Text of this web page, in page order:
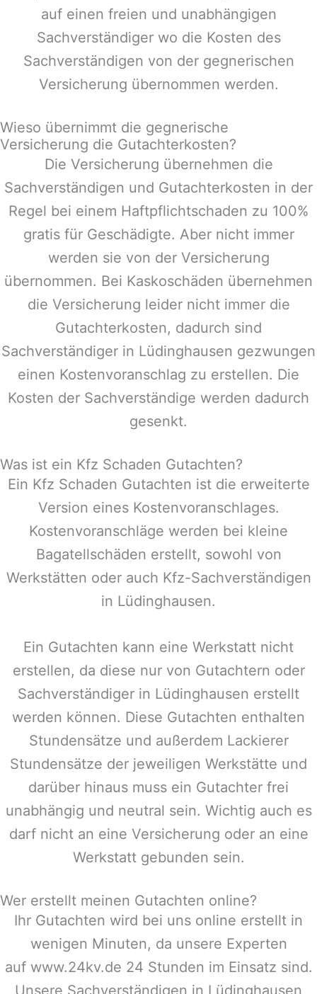
auf einen freien und unabhängigen
Sachverständiger wo die Kosten des
Sachverständigen von der gegnerischen
Versicherung übernommen werden.
Wieso übernimmt die gegnerische
Versicherung die Gutachterkosten?
Die Versicherung übernehmen die
Sachverständigen und Gutachterkosten in der
Regel bei einem Haftpflichtschaden zu 100%
gratis für Geschädigte. Aber nicht immer
werden sie von der Versicherung
übernommen. Bei Kaskoschäden übernehmen
die Versicherung leider nicht immer die
Gutachterkosten, dadurch sind
Sachverständiger in Lüdinghausen gezwungen
einen Kostenvoranschlag zu erstellen. Die
Kosten der Sachverständige werden dadurch
gesenkt.
Was ist ein Kfz Schaden Gutachten?
Ein Kfz Schaden Gutachten ist die erweiterte
Version eines Kostenvoranschlages.
Kostenvoranschläge werden bei kleine
Bagatellschäden erstellt, sowohl von
Werkstätten oder auch Kfz-Sachverständigen
in Lüdinghausen.
Ein Gutachten kann eine Werkstatt nicht
erstellen, da diese nur von Gutachtern oder
Sachverständiger in Lüdinghausen erstellt
werden können. Diese Gutachten enthalten
Stundensätze und außerdem Lackierer
Stundensätze der jeweiligen Werkstätte und
darüber hinaus muss ein Gutachter frei
unabhängig und neutral sein. Wichtig auch es
darf nicht an eine Versicherung oder an eine
Werkstatt gebunden sein.
Wer erstellt meinen Gutachten online?
Ihr Gutachten wird bei uns online erstellt in
wenigen Minuten, da unsere Experten
auf www.24kv.de 24 Stunden im Einsatz sind.